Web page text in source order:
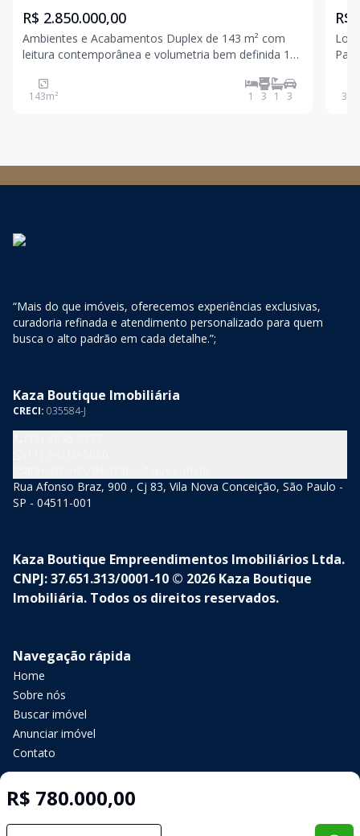
R$ 2.850.000,00
Ambientes e Acabamentos Duplex de 143 m² com
leitura contemporânea e volumetria bem definida 1
natural e desenho funcional Possibilidade de
conversão para 2 dormitórios, ampliando
143m² 1 3 1 3
R$
Paulo Região valorizada,
38
R$ 780.000,00
“Mais do que imóveis, oferecemos experiências exclusivas,
curadoria refinada e atendimento personalizado para quem
busca o alto padrão em cada detalhe.”;
Kaza Boutique Imobiliária
CRECI: 035584-J
Rua Afonso Braz, 900 , Cj 83, Vila Nova Conceição, São Paulo -
SP - 04511-001
Kaza Boutique Empreendimentos Imobiliários Ltda.
CNPJ: 37.651.313/0001-10 © 2026 Kaza Boutique
Imobiliária. Todos os direitos reservados.
Navegação rápida
Home
Sobre nós
Buscar imóvel
Anunciar imóvel
Contato
Selo de Tecnologia Loft